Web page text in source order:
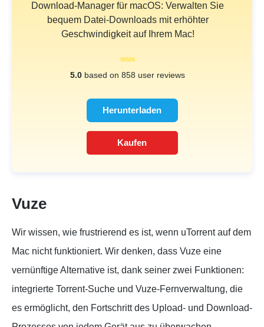
Download-Manager für macOS: Verwalten Sie
bequem Datei-Downloads mit erhöhter
Geschwindigkeit auf Ihrem Mac!
5.0 based on 858 user reviews
Herunterladen
Kaufen
Vuze
Wir wissen, wie frustrierend es ist, wenn uTorrent auf dem
Mac nicht funktioniert. Wir denken, dass Vuze eine
vernünftige Alternative ist, dank seiner zwei Funktionen:
integrierte Torrent-Suche und Vuze-Fernverwaltung, die
es ermöglicht, den Fortschritt des Upload- und Download-